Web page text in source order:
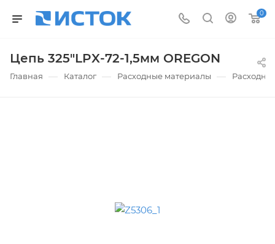
0
Цепь 325"LPX-72-1,5мм OREGON
Главная — Каталог — Расходные материалы —